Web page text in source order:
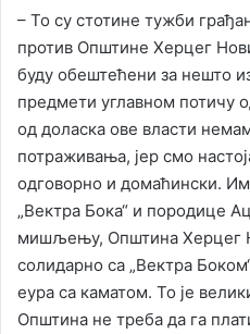
– То су стотине тужби
против Општине Херцег
буду обештећени за нешто
предмети углавном потичу
од доласка ове власти
потраживања, јер смо
одговорно и домаћински.
„Вектра Бока“ и породице
мишљењу, Општина Херцег
солидарно са „Вектра
еура са каматом. То је
Општина не треба да га